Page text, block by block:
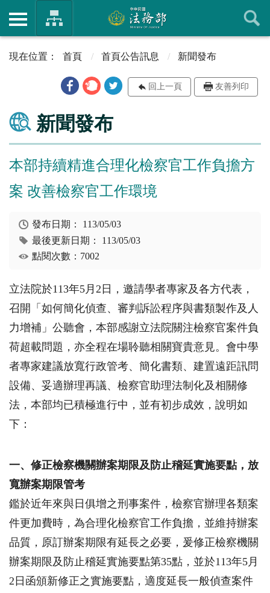
首頁 首頁公告訊息 新聞發布
回上一頁 友善列印
新聞發布
本部持續精進合理化檢察官工作負擔方
案 改善檢察官工作環境
發布日期： 113/05/03
最後更新日期： 113/05/03
點閱次數：7002
立法院於113年5 月 2 日，邀請學者專家及各方代表，
召開「如何簡化偵查、審判訴訟程序與書類製作及人
力增補」公聽會，本部感謝立法院關注檢察官案件負
荷超載問題，亦全程在場聆聽相關寶貴意見。會中學
者專家建議放寬行政管考、簡化書類、建置遠距訊問
設備、妥適辦理再議、檢察官助理法制化及相關修
法，本部均已積極進行中，並有初步成效，說明如
下：
一、修正檢察機關辦案期限及防止稽延實施要點，放
寬辦案期限管考
鑑於近年來與日俱增之刑事案件，檢察官辦理各類案
件更加費時，為合理化檢察官工作負擔，並維持辦案
品質，原訂辦案期限有延長之必要，爰修正檢察機關
辦案期限及防止稽延實施要點第35點，並於113年5 月
2 日函頒新修正之實施要點，適度延長一般偵查案件